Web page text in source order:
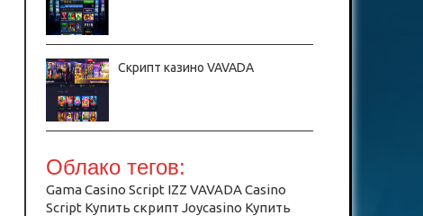
Скрипт казино VAVADA
Облако тегов:
Gama Casino Script IZZ VAVADA Casino
Script Купить скрипт Joycasino Купить